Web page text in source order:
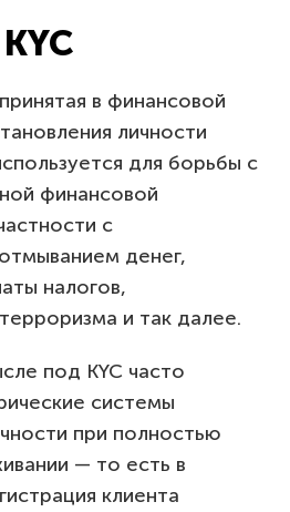
в финансовой
личности
для борьбы с
финансовой
с
денег,
налогов,
и так далее.
под KYC часто
системы
при полностью
— то есть в
клиента